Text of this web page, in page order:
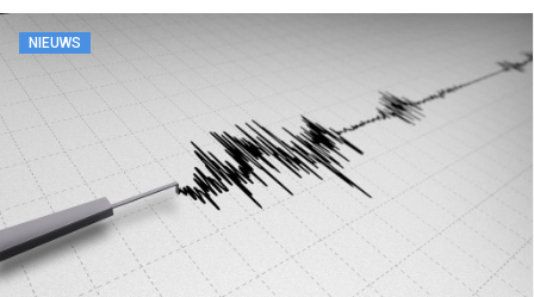
NIEUWS